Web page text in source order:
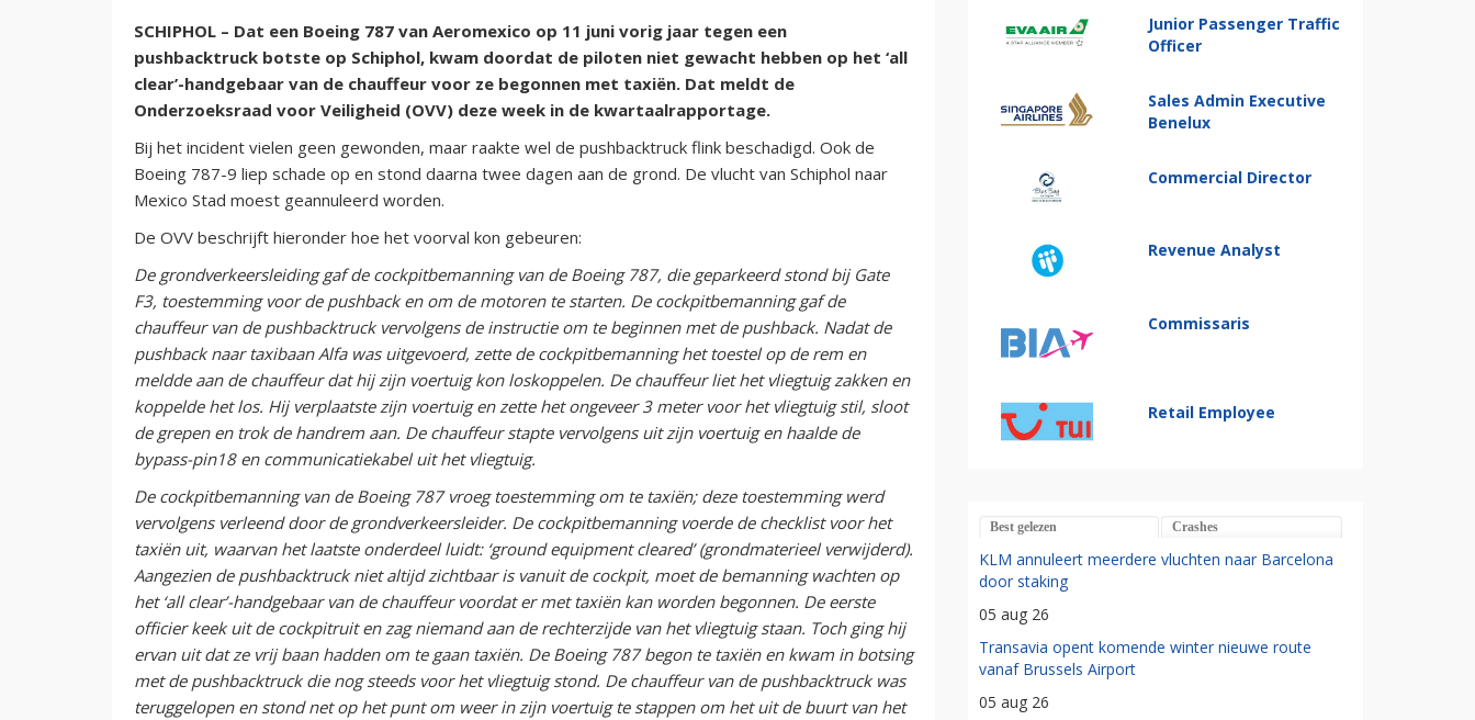
SCHIPHOL – Dat een Boeing 787 van Aeromexico op 11 juni vorig jaar tegen een
pushbacktruck botste op Schiphol, kwam doordat de piloten niet gewacht hebben op het ‘all
clear’-handgebaar van de chauffeur voor ze begonnen met taxiën. Dat meldt de
Onderzoeksraad voor Veiligheid (OVV) deze week in de kwartaalrapportage.
Bij het incident vielen geen gewonden, maar raakte wel de pushbacktruck flink beschadigd. Ook de
Boeing 787-9 liep schade op en stond daarna twee dagen aan de grond. De vlucht van Schiphol naar
Mexico Stad moest geannuleerd worden.
De OVV beschrijft hieronder hoe het voorval kon gebeuren:
De grondverkeersleiding gaf de cockpitbemanning van de Boeing 787, die geparkeerd stond bij Gate
F3, toestemming voor de pushback en om de motoren te starten. De cockpitbemanning gaf de
chauffeur van de pushbacktruck vervolgens de instructie om te beginnen met de pushback. Nadat de
pushback naar taxibaan Alfa was uitgevoerd, zette de cockpitbemanning het toestel op de rem en
meldde aan de chauffeur dat hij zijn voertuig kon loskoppelen. De chauffeur liet het vliegtuig zakken en
koppelde het los. Hij verplaatste zijn voertuig en zette het ongeveer 3 meter voor het vliegtuig stil, sloot
de grepen en trok de handrem aan. De chauffeur stapte vervolgens uit zijn voertuig en haalde de
bypass-pin18 en communicatiekabel uit het vliegtuig.
De cockpitbemanning van de Boeing 787 vroeg toestemming om te taxiën; deze toestemming werd
vervolgens verleend door de grondverkeersleider. De cockpitbemanning voerde de checklist voor het
taxiën uit, waarvan het laatste onderdeel luidt: ‘ground equipment cleared’ (grondmaterieel verwijderd).
Aangezien de pushbacktruck niet altijd zichtbaar is vanuit de cockpit, moet de bemanning wachten op
het ‘all clear’-handgebaar van de chauffeur voordat er met taxiën kan worden begonnen. De eerste
officier keek uit de cockpitruit en zag niemand aan de rechterzijde van het vliegtuig staan. Toch ging hij
ervan uit dat ze vrij baan hadden om te gaan taxiën. De Boeing 787 begon te taxiën en kwam in botsing
met de pushbacktruck die nog steeds voor het vliegtuig stond. De chauffeur van de pushbacktruck was
teruggelopen en stond net op het punt om weer in zijn voertuig te stappen om het uit de buurt van het
Junior Passenger Traffic
Officer
Sales Admin Executive
Benelux
Commercial Director
Revenue Analyst
Commissaris
Retail Employee
Best gelezen Crashes
KLM annuleert meerdere vluchten naar Barcelona
door staking
05 aug 26
Transavia opent komende winter nieuwe route
vanaf Brussels Airport
05 aug 26